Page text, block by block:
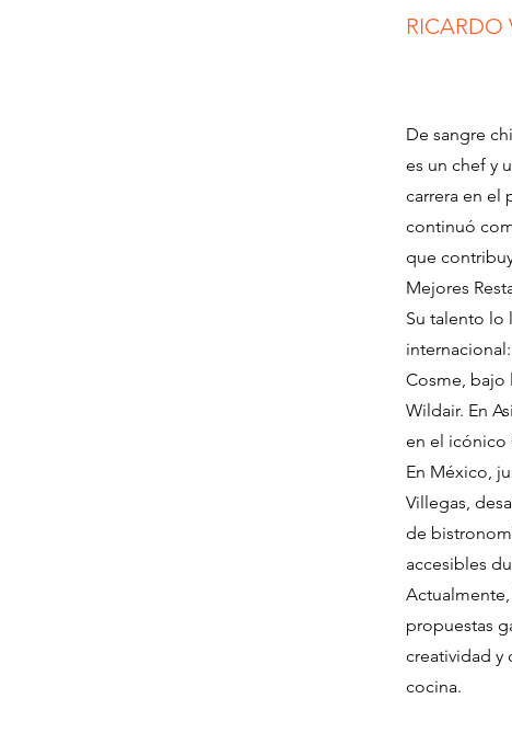
RICARDO
De sangre
es un chef y
carrera en el
continuó
que
Mejores
Su talento lo
Cosme, bajo
Wildair. En
en el icónico
En México,
Villegas,
de
accesibles
propuestas
creatividad y
cocina.